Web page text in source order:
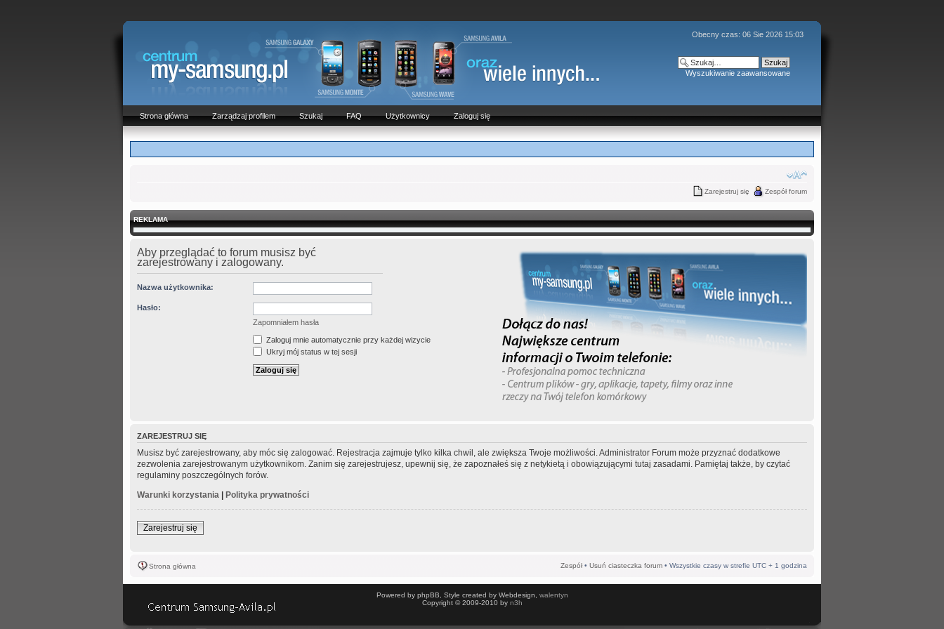
Obecny czas: 06 Sie 2026 15:03
Wyszukiwanie zaawansowane
Strona główna Zarządzaj profilem Szukaj FAQ Użytkownicy Zaloguj się
Zarejestruj się Zespół forum
REKLAMA
Aby przeglądać to forum musisz być
zarejestrowany i zalogowany.
Nazwa użytkownika:
Hasło:
Zapomniałem hasła
Zaloguj mnie automatycznie przy każdej wizycie
Ukryj mój status w tej sesji
ZAREJESTRUJ SIĘ
Musisz być zarejestrowany, aby móc się zalogować. Rejestracja zajmuje tylko kilka chwil, ale zwiększa Twoje możliwości. Administrator Forum może przyznać dodatkowe
zezwolenia zarejestrowanym użytkownikom. Zanim się zarejestrujesz, upewnij się, że zapoznałeś się z netykietą i obowiązującymi tutaj zasadami. Pamiętaj także, by czytać
regulaminy poszczególnych forów.
Warunki korzystania | Polityka prywatności
Zarejestruj się
Strona główna Zespół • Usuń ciasteczka forum • Wszystkie czasy w strefie UTC + 1 godzina
Powered by phpBB, Style created by Webdesign, walentyn
Copyright © 2009-2010 by n3h